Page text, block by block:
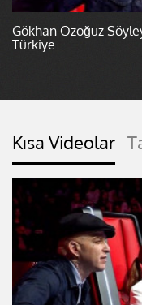
Gökhan Özoğuz
Türkiye
Kısa Videolar